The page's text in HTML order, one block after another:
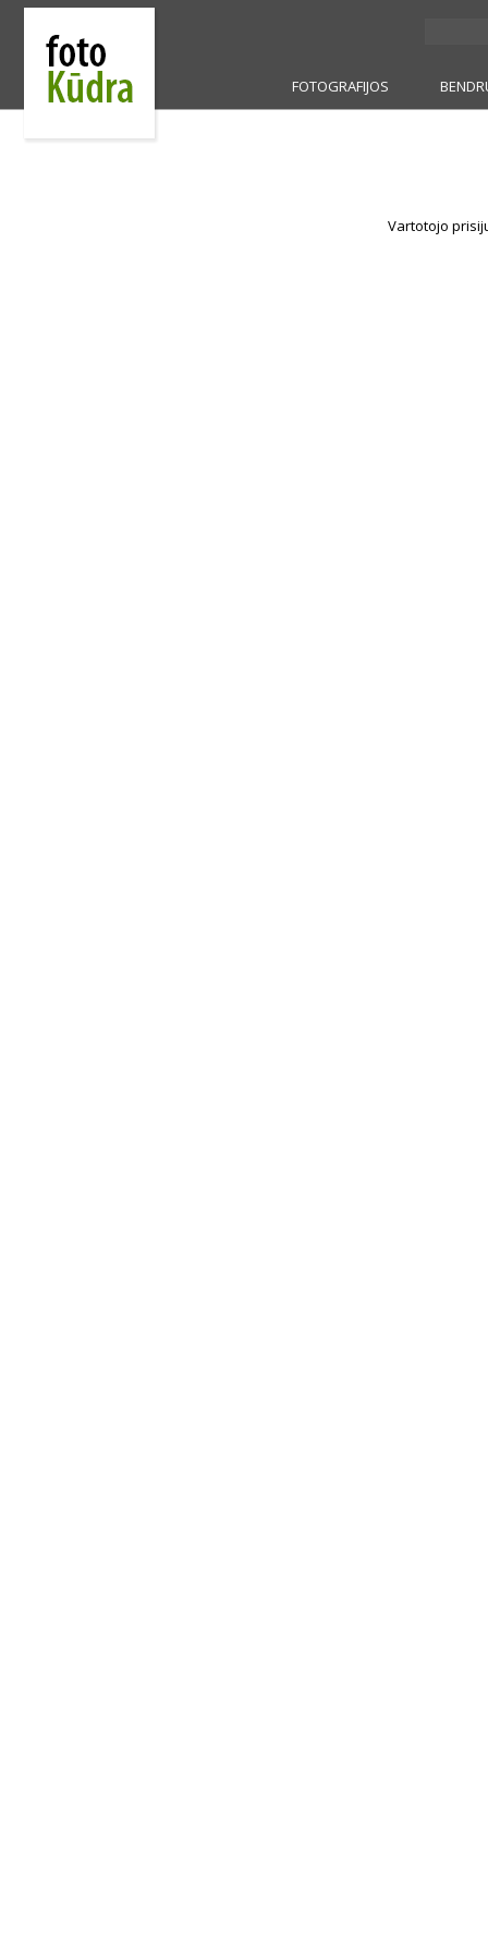
FOTOGRAFIJOS
Vartotojo